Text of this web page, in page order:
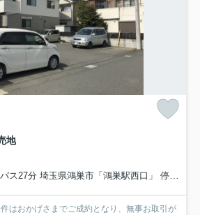
地
27分 埼玉県鴻巣市「鴻巣駅西口」 停歩4分
件はおかげさまでご成約となり、無事お取引が